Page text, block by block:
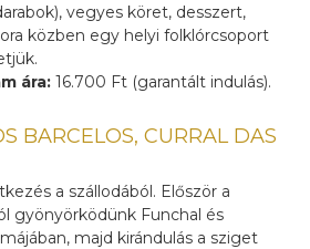
vegyes köret, desszert,
közben egy helyi folklórcsoport
ára:16.700 Ft (garantált indulás).
BARCELOS, CURRAL DAS
a szállodából. Először a
gyönyörködünk Funchal és
majd kirándulás a sziget